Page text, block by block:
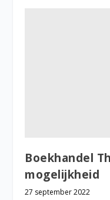
Boekhandel
mogelijkheid
27 september 2022